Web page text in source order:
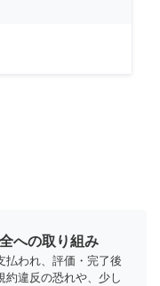
への取り組み
払われ、評価・完了後
約違反の恐れや、少し